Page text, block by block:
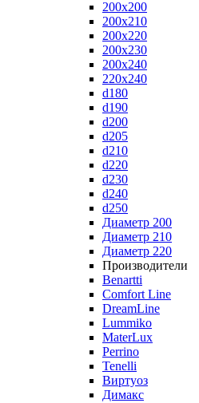
200x200
200x210
200x220
200x230
200x240
220x240
d180
d190
d200
d205
d210
d220
d230
d240
d250
Диаметр 200
Диаметр 210
Диаметр 220
Производители
Benartti
Comfort Line
DreamLine
Lummiko
MaterLux
Perrino
Tenelli
Виртуоз
Димакс